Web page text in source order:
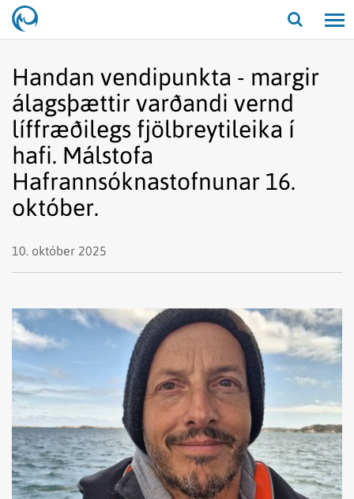
Opna/
Handan vendipunkta - margir
álagsþættir varðandi vernd
líffræðilegs fjölbreytileika í
hafi. Málstofa
Hafrannsóknastofnunar 16.
október.
10. október 2025